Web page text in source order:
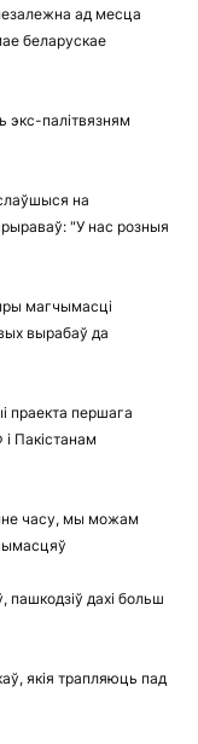
ад месца
беларускае
экс-палітвязням
на
"У нас розныя
магчымасці
вырабаў да
праекта першага
Пакістанам
часу, мы можам
дахі больш
якія трапляюць пад